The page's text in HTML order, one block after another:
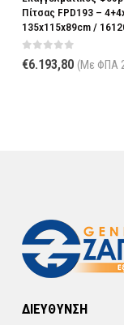
Πίτσας FPD193 –
135x115x89cm /
0 out of 5
€6.193,80 (Με ΦΠΑ
ΔΙΕΥΘΥΝΣΗ